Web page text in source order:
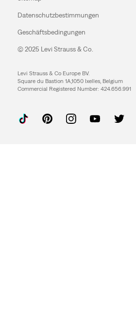
Datenschutzbestimmungen
Geschäftsbedingungen
© 2025 Levi Strauss & Co.
Levi Strauss & Co Europe BV.
Square du Bastion 1A,1050 Ixelles, Belgium
Commercial Registered Number: 424.656.991